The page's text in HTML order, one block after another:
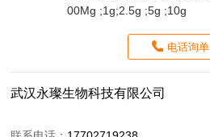
00Mg ;1g;2.5g ;5g ;10g
电话询单
武汉永璨生物科技有限公司